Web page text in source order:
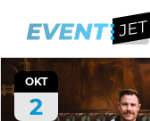
OKT
2